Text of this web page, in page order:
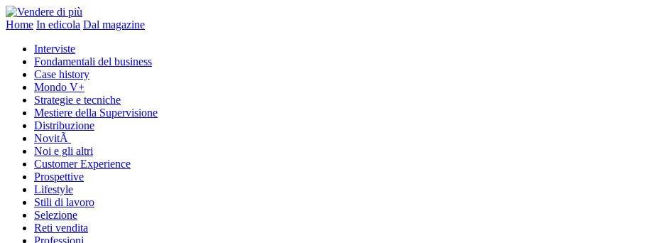
Home In edicola Dal magazine
Interviste
Fondamentali del business
Case history
Mondo V+
Strategie e tecniche
Mestiere della Supervisione
Distribuzione
NovitÃ
Noi e gli altri
Customer Experience
Prospettive
Lifestyle
Stili di lavoro
Selezione
Reti vendita
Professioni